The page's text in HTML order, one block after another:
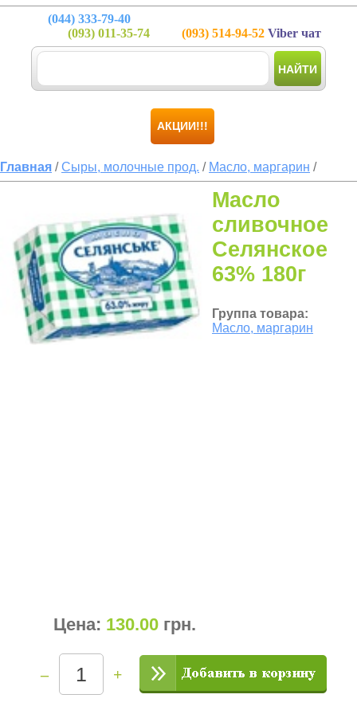
(044) 333-79-40
(093) 011-35-74 (093) 514-94-52 Viber чат
НАЙТИ
АКЦИИ!!!
Главная /Сыры, молочные прод. / Масло, маргарин /
Масло
сливочное
Селянское
63% 180г
Группа товара:
Масло, маргарин
Цена: 130.00 грн.
– +